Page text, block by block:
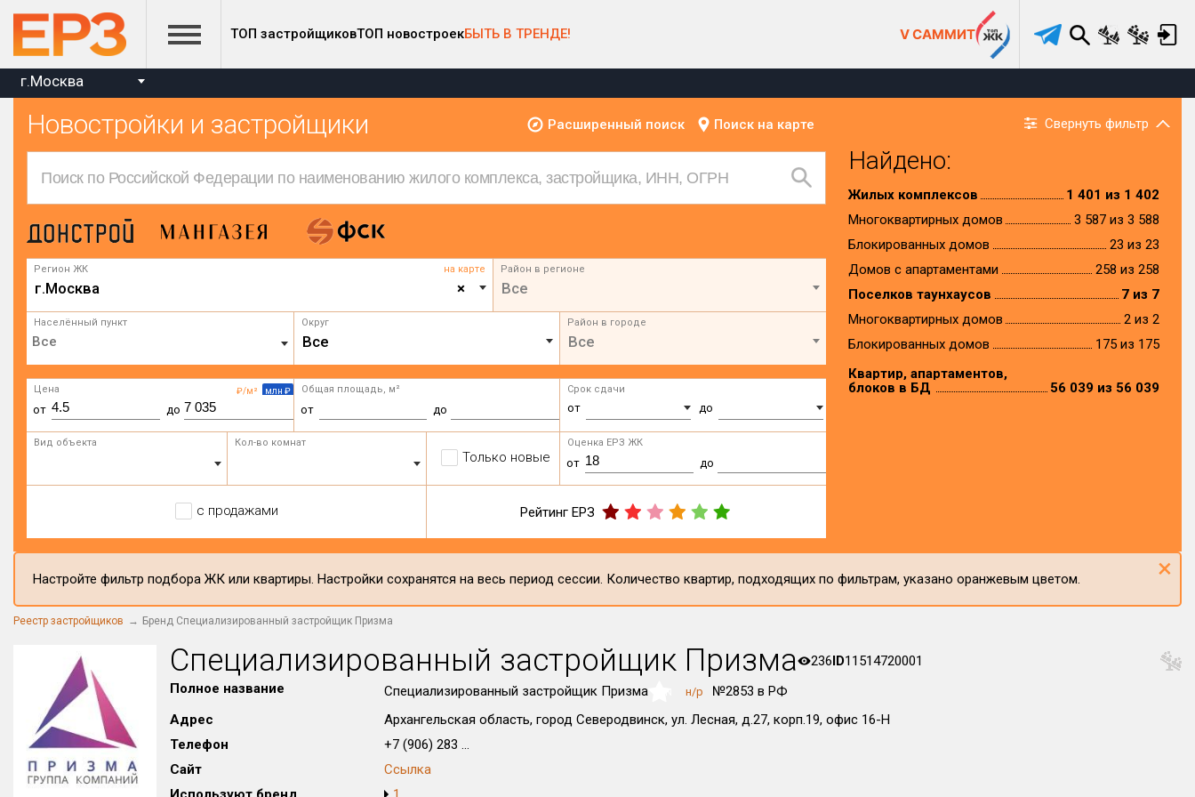
ТОП застройщиковТОП новостроекБЫТЬ В ТРЕНДЕ! V САММИТ
г.Москва
Новостройки и застройщики Расширенный поиск Поиск на карте Свернуть фильтр
Регион ЖК на карте
×
г.Москва
Район в регионе
Все
Населённый пункт Округ
Все
Район в городе
Все
₽/м² млн ₽
Цена
от до
Общая площадь, м²
от до
Срок сдачи
от до
Вид объекта Кол-во комнат
Только новые
Оценка ЕРЗ ЖК
от до
с продажами Рейтинг ЕРЗ
Найдено:
Жилых комплексов
1 401 из 1 402
Многоквартирных домов
3 587 из 3 588
Блокированных домов
23 из 23
Домов с апартаментами
258 из 258
Поселков таунхаусов
7 из 7
Многоквартирных домов
2 из 2
Блокированных домов
175 из 175
Квартир, апартаментов,
блоков в БД
56 039 из 56 039
Настройте фильтр подбора ЖК или квартиры. Настройки сохранятся на весь период сессии. Количество квартир, подходящих по фильтрам, указано оранжевым цветом. ×
Реестр застройщиков Бренд Специализированный застройщик Призма
Специализированный застройщик Призма 236ID11514720001
Полное название
Специализированный застройщик Призма н/р
№2853 в РФ
Адрес
Архангельская область, город Северодвинск, ул. Лесная, д.27, корп.19, офис 16-Н
Телефон
+7 (906) 283 ...
Сайт
Ссылка